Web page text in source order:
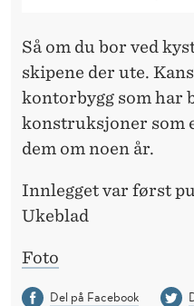
Så om du bor ved
skipene der ute.
kontorbygg som har
konstruksjoner som
dem om noen år.
Innlegget var først
Ukeblad
Foto
Del på Facebook